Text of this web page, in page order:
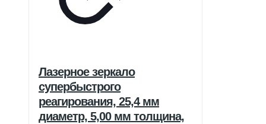
Лазерное зеркало
супербыстрого
реагирования, 25,4 мм
диаметр, 5,00 мм толщина,